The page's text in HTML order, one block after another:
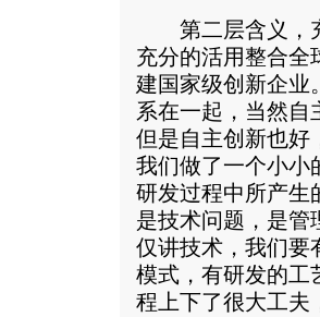
第二层含义，充
充分的活用整合全
建国家级创新企业
系在一起，当然
但是自主创新也好
我们做了一个小小
研发过程中所产生
是技术问题，是管
仅讲技术，我们要
模式，有研发的工
程上下了很大工夫